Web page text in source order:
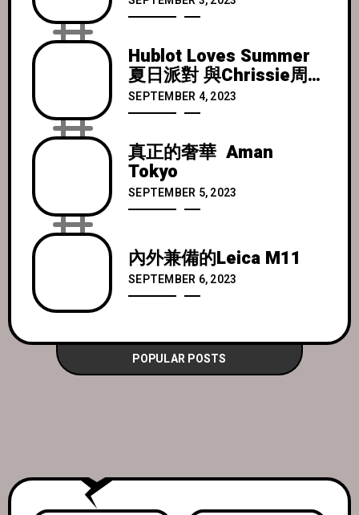
POPULAR POSTS
Hublot Loves Summer
夏日派對 與Chrissie周秀
娜一同慶祝K11 MUSEA
期間限定店開幕
SEPTEMBER 4, 2023
真正的奢華 Aman
Tokyo
SEPTEMBER 5, 2023
內外兼備的Leica M11
SEPTEMBER 6, 2023